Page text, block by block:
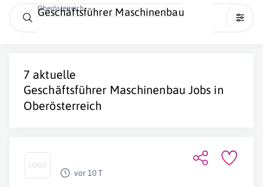
Oberösterreich
Geschäftsführer Maschinenbau
7 aktuelle
Geschäftsführer Maschinenbau Jobs in
Oberösterreich
vor 10 T